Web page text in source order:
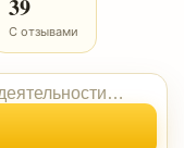
С отзывами
39